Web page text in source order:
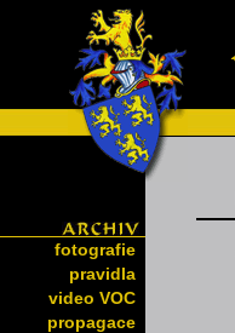
fotografie
pravidla
video VOC
propagace